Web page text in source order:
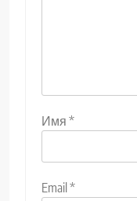
Имя *
Email*